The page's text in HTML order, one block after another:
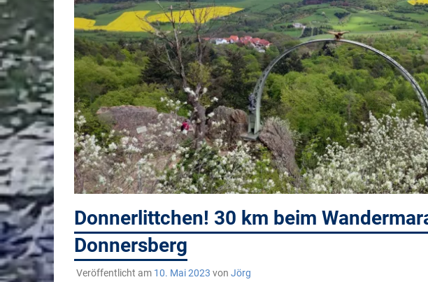
Donnerlittchen! 30 km beim
Donnersberg
Veröffentlicht am 10. Mai 2023 von Jörg